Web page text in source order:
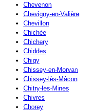
Chevenon
Chevigny-en-Valière
Chevillon
Chichée
Chichery
Chiddes
Chigy
Chissey-en-Morvan
Chissey-lès-Mâcon
Chitry-les-Mines
Chivres
Chorey